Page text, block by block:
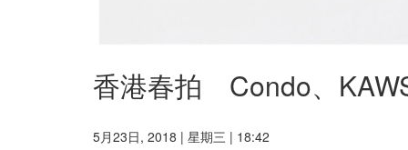
香港春拍 Condo、
5月23日, 2018 | 星期三 | 18:42